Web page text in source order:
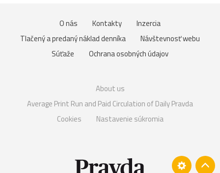
O nás Kontakty
Inzercia
Tlačený a predaný náklad denníka
Návštevnosť webu
Súťaže
Ochrana osobných údajov
About us
Average Print Run and Paid Circulation of Daily Pravda
Cookies
Nastavenie súkromia